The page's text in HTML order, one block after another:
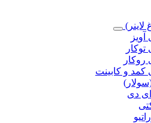
و کابینت
ای دی